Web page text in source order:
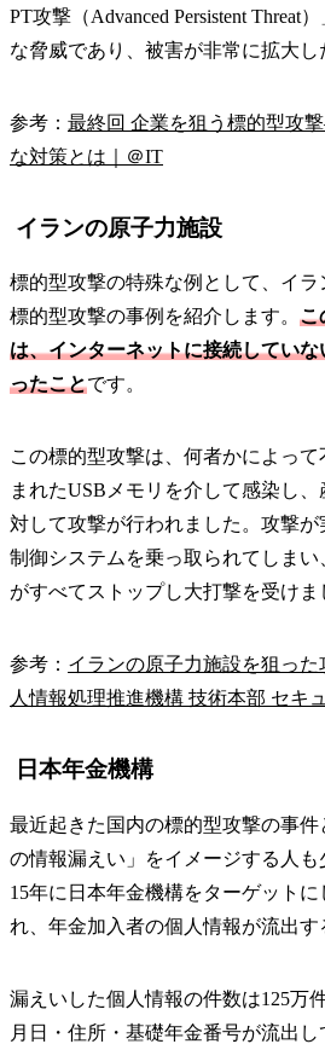
PT攻撃（Advanced Persistent Threat
な脅威であり、被害が非常に拡大し
参考： 最終回 企業を狙う標的型攻
な対策とは｜＠IT
イランの原子力施設
標的型攻撃の特殊な例として、イ
標的型攻撃の事例を紹介します。 こ
は、インターネットに接続してい
ったことです。
この標的型攻撃は、何者かによっ
まれたUSBメモリを介して感染し
対して攻撃が行われました。攻撃が
制御システムを乗っ取られてしま
がすべてストップし大打撃を受けま
参考： イランの原子力施設を狙っ
人情報処理推進機構 技術本部 セキ
日本年金機構
最近起きた国内の標的型攻撃の事
の情報漏えい」をイメージする人
15年に日本年金機構をターゲット
れ、年金加入者の個人情報が流出す
漏えいした個人情報の件数は125万
月日・住所・基礎年金番号が流出し